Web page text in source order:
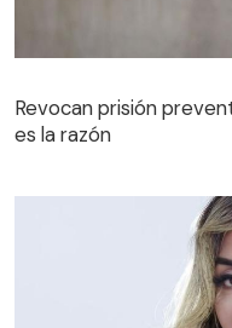
es la razón
Revocan prisión
es la razón